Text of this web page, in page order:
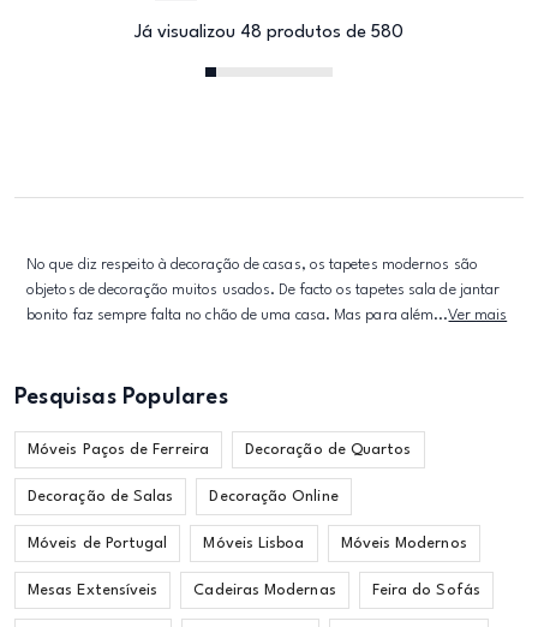
Já visualizou 48 produtos de 580
No que diz respeito à decoração de casas, os tapetes modernos são
objetos de decoração muitos usados. De facto os tapetes sala de jantar
bonito faz sempre falta no chão de uma casa. Mas para além...Ver mais
Pesquisas Populares
Móveis Paços de Ferreira Decoração de Quartos
Decoração de Salas Decoração Online
Móveis de Portugal Móveis Lisboa Móveis Modernos
Mesas Extensíveis Cadeiras Modernas Feira do Sofás